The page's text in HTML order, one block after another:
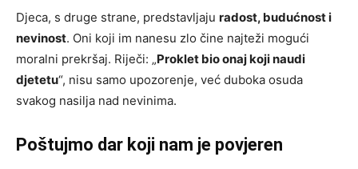
Djeca, s druge strane, predstavljaju radost, budućnost i
nevinost. Oni koji im nanesu zlo čine najteži mogući
moralni prekršaj. Riječi: „Proklet bio onaj koji naudi
djetetu“, nisu samo upozorenje, već duboka osuda
svakog nasilja nad nevinima.
Poštujmo dar koji nam je povjeren